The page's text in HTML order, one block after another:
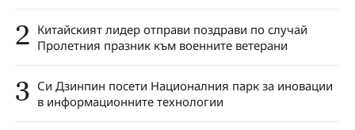
2 Китайският лидер отправи поздрави по случай
Пролетния празник към военните ветерани
3 Си Дзинпин посети Националния парк за иновации
в информационните технологии